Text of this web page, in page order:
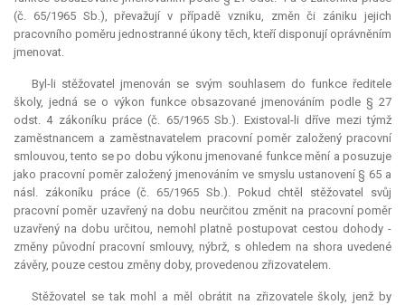
(č. 65/1965 Sb.), převažují v případě vzniku, změn či zániku jejich
pracovního poměru jednostranné úkony těch, kteří disponují oprávněním
jmenovat.
Byl-li stěžovatel jmenován se svým souhlasem do funkce ředitele
školy, jedná se o výkon funkce obsazované jmenováním podle § 27
odst. 4 zákoníku práce (č. 65/1965 Sb.). Existoval-li dříve mezi týmž
zaměstnancem a zaměstnavatelem pracovní poměr založený pracovní
smlouvou, tento se po dobu výkonu jmenované funkce mění a posuzuje
jako pracovní poměr založený jmenováním ve smyslu ustanovení § 65 a
násl. zákoníku práce (č. 65/1965 Sb.). Pokud chtěl stěžovatel svůj
pracovní poměr uzavřený na dobu neurčitou změnit na pracovní poměr
uzavřený na dobu určitou, nemohl platně postupovat cestou dohody -
změny původní pracovní smlouvy, nýbrž, s ohledem na shora uvedené
závěry, pouze cestou změny doby, provedenou zřizovatelem.
Stěžovatel se tak mohl a měl obrátit na zřizovatele školy, jenž by